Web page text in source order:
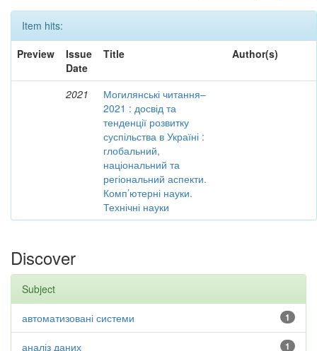
Item hits:
Preview
Issue
Date
Title Author(s)
2021
Могилянські читання–
2021 : досвід та
тенденції розвитку
суспільства в Україні :
глобальний,
національний та
регіональний аспекти.
Комп’ютерні науки.
Технічні науки
Discover
Subject
1
автоматизовані системи
1
аналіз даних